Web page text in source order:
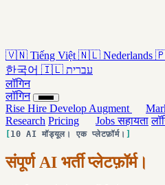
🇻🇳 Tiếng Việt 🇳🇱 Nederlands
한국어 🇮🇱 עברית
लॉगिन
लॉगिन
Rise Hire Develop Augment
Research Pricing Jobsसहायता
10 AI मॉड्यूल। एक प्लेटफ़ॉर्म।
संपूर्ण AI भर्ती प्लेटफ़ॉर्म।